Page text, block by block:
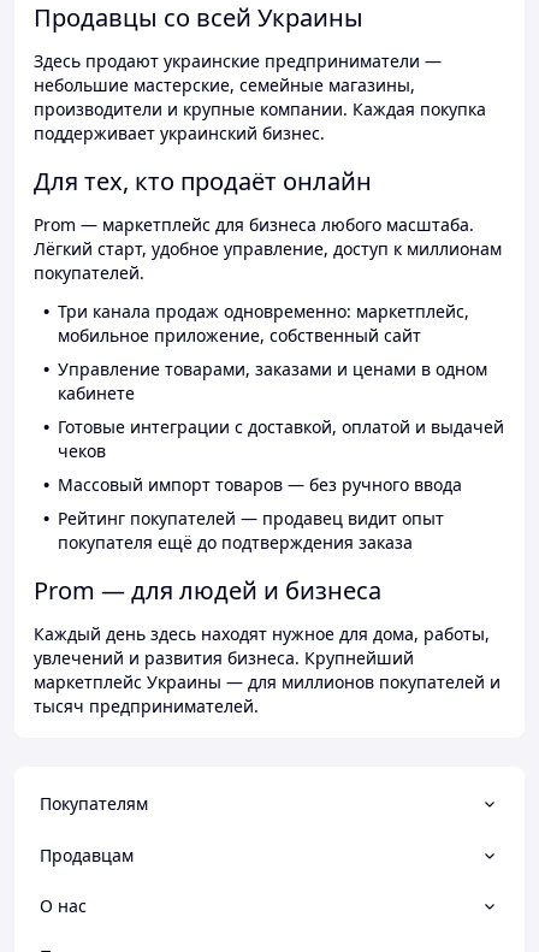
Продавцы со всей Украины
Здесь продают украинские предприниматели —
небольшие мастерские, семейные магазины,
производители и крупные компании. Каждая покупка
поддерживает украинский бизнес.
Для тех, кто продаёт онлайн
Prom — маркетплейс для бизнеса любого масштаба.
Лёгкий старт, удобное управление, доступ к миллионам
покупателей.
Три канала продаж одновременно: маркетплейс,
мобильное приложение, собственный сайт
Управление товарами, заказами и ценами в одном
кабинете
Готовые интеграции с доставкой, оплатой и выдачей
чеков
Массовый импорт товаров — без ручного ввода
Рейтинг покупателей — продавец видит опыт
покупателя ещё до подтверждения заказа
Prom — для людей и бизнеса
Каждый день здесь находят нужное для дома, работы,
увлечений и развития бизнеса. Крупнейший
маркетплейс Украины — для миллионов покупателей и
тысяч предпринимателей.
Покупателям
Продавцам
О нас